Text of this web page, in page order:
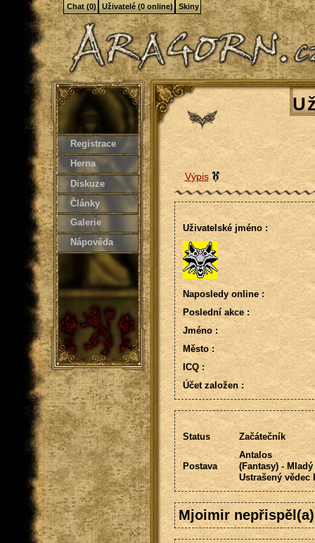
Registrace
Herna
Diskuze
Články
Galerie
Nápověda
Výpis
Uživatelské jméno :
Naposledy online :
Poslední akce :
Jméno :
Město :
ICQ :
Účet založen :
Status Začátečník
Postava
Antalos
(Fantasy) -
Ustrašený
Mjoimir
Chat (0) Uživatelé (0 online) Skiny